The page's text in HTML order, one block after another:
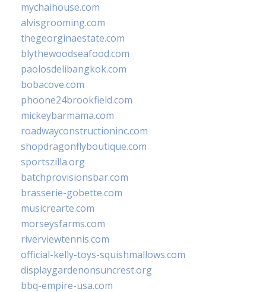
mychaihouse.com
alvisgrooming.com
thegeorginaestate.com
blythewoodseafood.com
paolosdelibangkok.com
bobacove.com
phoone24brookfield.com
mickeybarmama.com
roadwayconstructioninc.com
shopdragonflyboutique.com
sportszilla.org
batchprovisionsbar.com
brasserie-gobette.com
musicrearte.com
morseysfarms.com
riverviewtennis.com
official-kelly-toys-squishmallows.com
displaygardenonsuncrest.org
bbq-empire-usa.com